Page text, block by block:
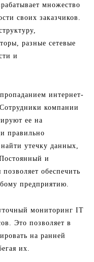
множество
своих заказчиков.
разные сетевые
и
интернет-
компании
ее на
правильно
утечку данных,
и
обеспечить
предприятию.
мониторинг IT
Это позволяет в
на ранней
их.